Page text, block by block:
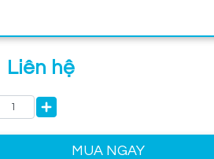
Liên hệ
MUA NGAY